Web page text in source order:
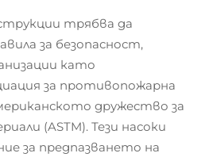
трябва да
за безопасност,
като
за противопожарна
дружество за
(ASTM). Тези насоки
за предпазването на